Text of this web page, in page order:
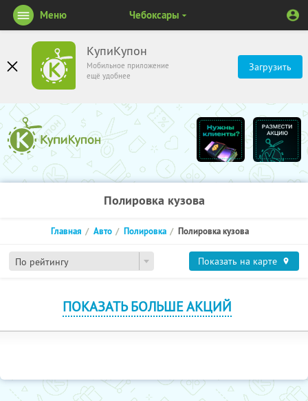
КупиКупон
Мобильное приложение
ещё удобнее
Загрузить
Меню Чебоксары
Полировка кузова
По рейтингу
Главная Авто Полировка Полировка кузова
Показать на карте
ПОКАЗАТЬ БОЛЬШЕ АКЦИЙ